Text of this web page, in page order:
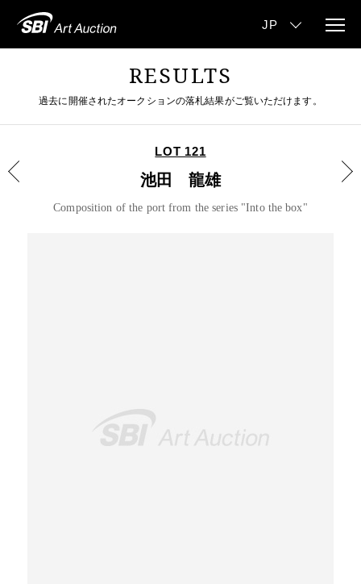
RESULTS
過去に開催されたオークションの落札結果がご覧いただけます。
LOT 121
池田 龍雄
Composition of the port from the series "Into the box"